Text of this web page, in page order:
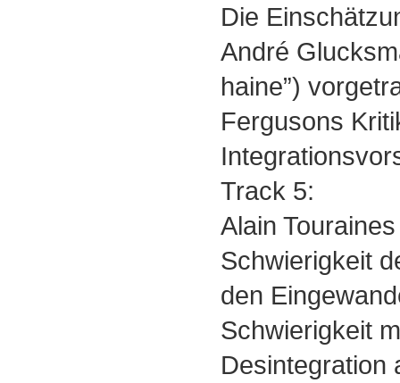
Die
André
haine”)
Fergusons
Track 5:
Alain
Schwierigkeit
den
Schwierigkeit
Desintegration